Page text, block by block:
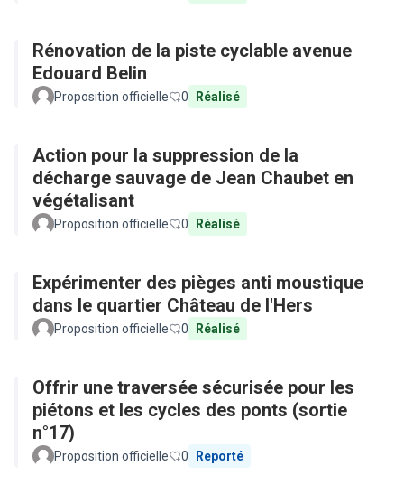
Rénovation de la piste cyclable avenue
Edouard Belin
Proposition officielle 0 Réalisé
Action pour la suppression de la
décharge sauvage de Jean Chaubet en
végétalisant
Proposition officielle 0 Réalisé
Expérimenter des pièges anti moustique
dans le quartier Château de l'Hers
Proposition officielle 0 Réalisé
Offrir une traversée sécurisée pour les
piétons et les cycles des ponts (sortie
n°17)
Proposition officielle 0 Reporté